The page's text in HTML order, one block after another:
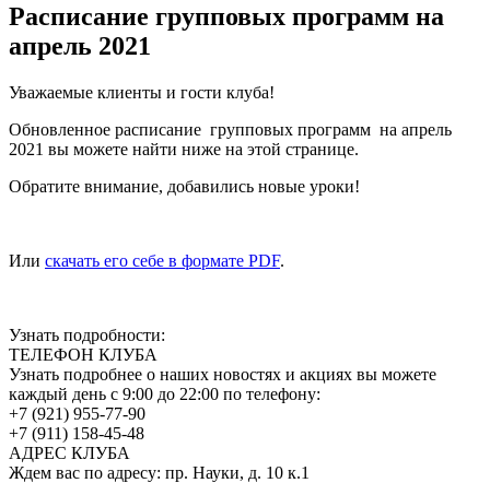
Расписание групповых программ на
апрель 2021
Уважаемые клиенты и гости клуба!
Обновленное расписание групповых программ на апрель
2021 вы можете найти ниже на этой странице.
Обратите внимание, добавились новые уроки!
Или скачать его себе в формате PDF.
Узнать подробности:
ТЕЛЕФОН КЛУБА
Узнать подробнее о наших новостях и акциях вы можете
каждый день с 9:00 до 22:00 по телефону:
+7 (921) 955-77-90
+7 (911) 158-45-48
АДРЕС КЛУБА
Ждем вас по адресу: пр. Науки, д. 10 к.1